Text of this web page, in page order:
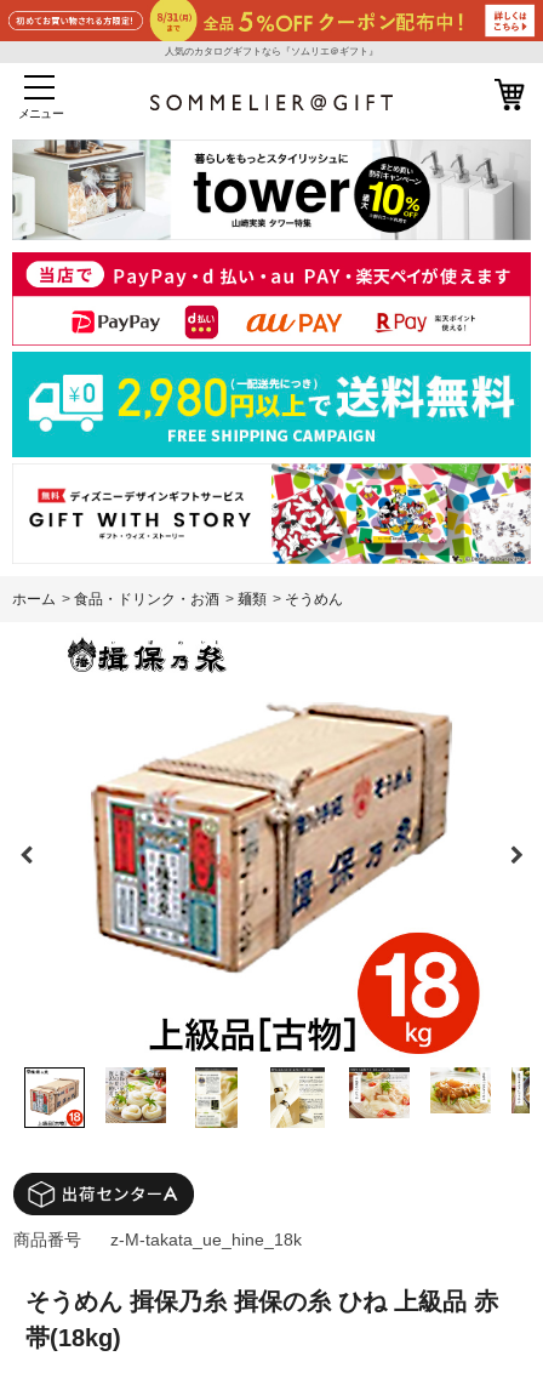
人気のカタログギフトなら『ソムリエ＠ギフト』
メニュー
ホーム > 食品・ドリンク・お酒 > 麺類 > そうめん
そうめん 揖保乃糸 揖保の糸 ひね 上級品 赤
帯(18kg)
商品番号 z-M-takata_ue_hine_18k